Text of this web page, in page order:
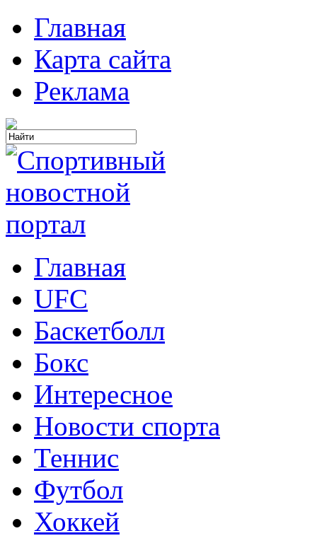
Главная
Карта сайта
Реклама
Главная
UFC
Баскетболл
Бокс
Интересное
Новости спорта
Теннис
Футбол
Хоккей